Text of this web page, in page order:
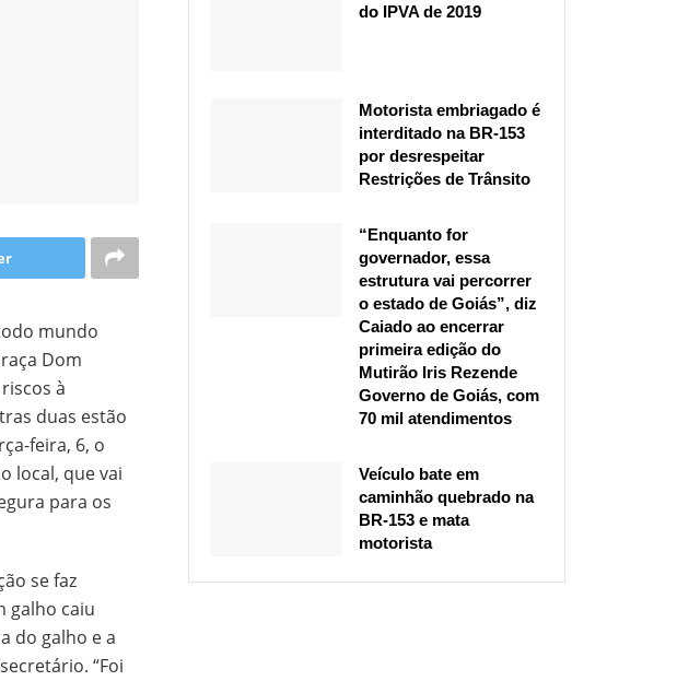
mundo
Dom
à
duas estão
feira, 6, o
local, que vai
para os
se faz
galho caiu
do galho e a
“Foi
do IPVA de 2019
Motorista embriagado é
interditado na BR-153
por desrespeitar
Restrições de Trânsito
“Enquanto for
governador, essa
estrutura vai percorrer
o estado de Goiás”, diz
Caiado ao encerrar
primeira edição do
Mutirão Iris Rezende
Governo de Goiás, com
70 mil atendimentos
Veículo bate em
caminhão quebrado na
BR-153 e mata
motorista